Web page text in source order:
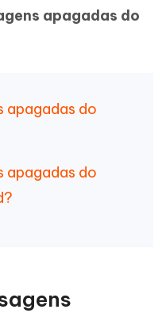
apagadas do
apagadas do
apagadas do